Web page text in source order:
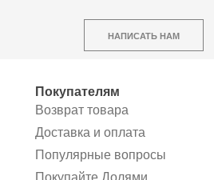
НАПИСАТЬ НАМ
Покупателям
Возврат товара
Доставка и оплата
Популярные вопросы